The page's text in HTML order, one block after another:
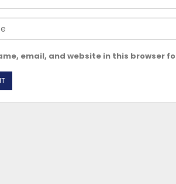
email, and website in this browser